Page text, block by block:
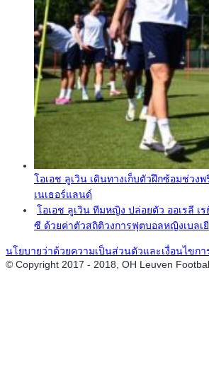
โอเอช ลูเวิน เดินทางเก็บตัวฝึกซ้อมช่วง
เนเธอร์แลนด์
โอเอช ลูเวิน ทีมหญิง ปล่อยตัว ออเรลี เ
ซี ด้วยค่าตัวสถิติวงการฟุตบอลหญิงเบลเ
นโยบายว่าด้วยความเป็นส่วนตัวและเงื่อนไขกา
© Copyright 2017 - 2018, OH Leuven